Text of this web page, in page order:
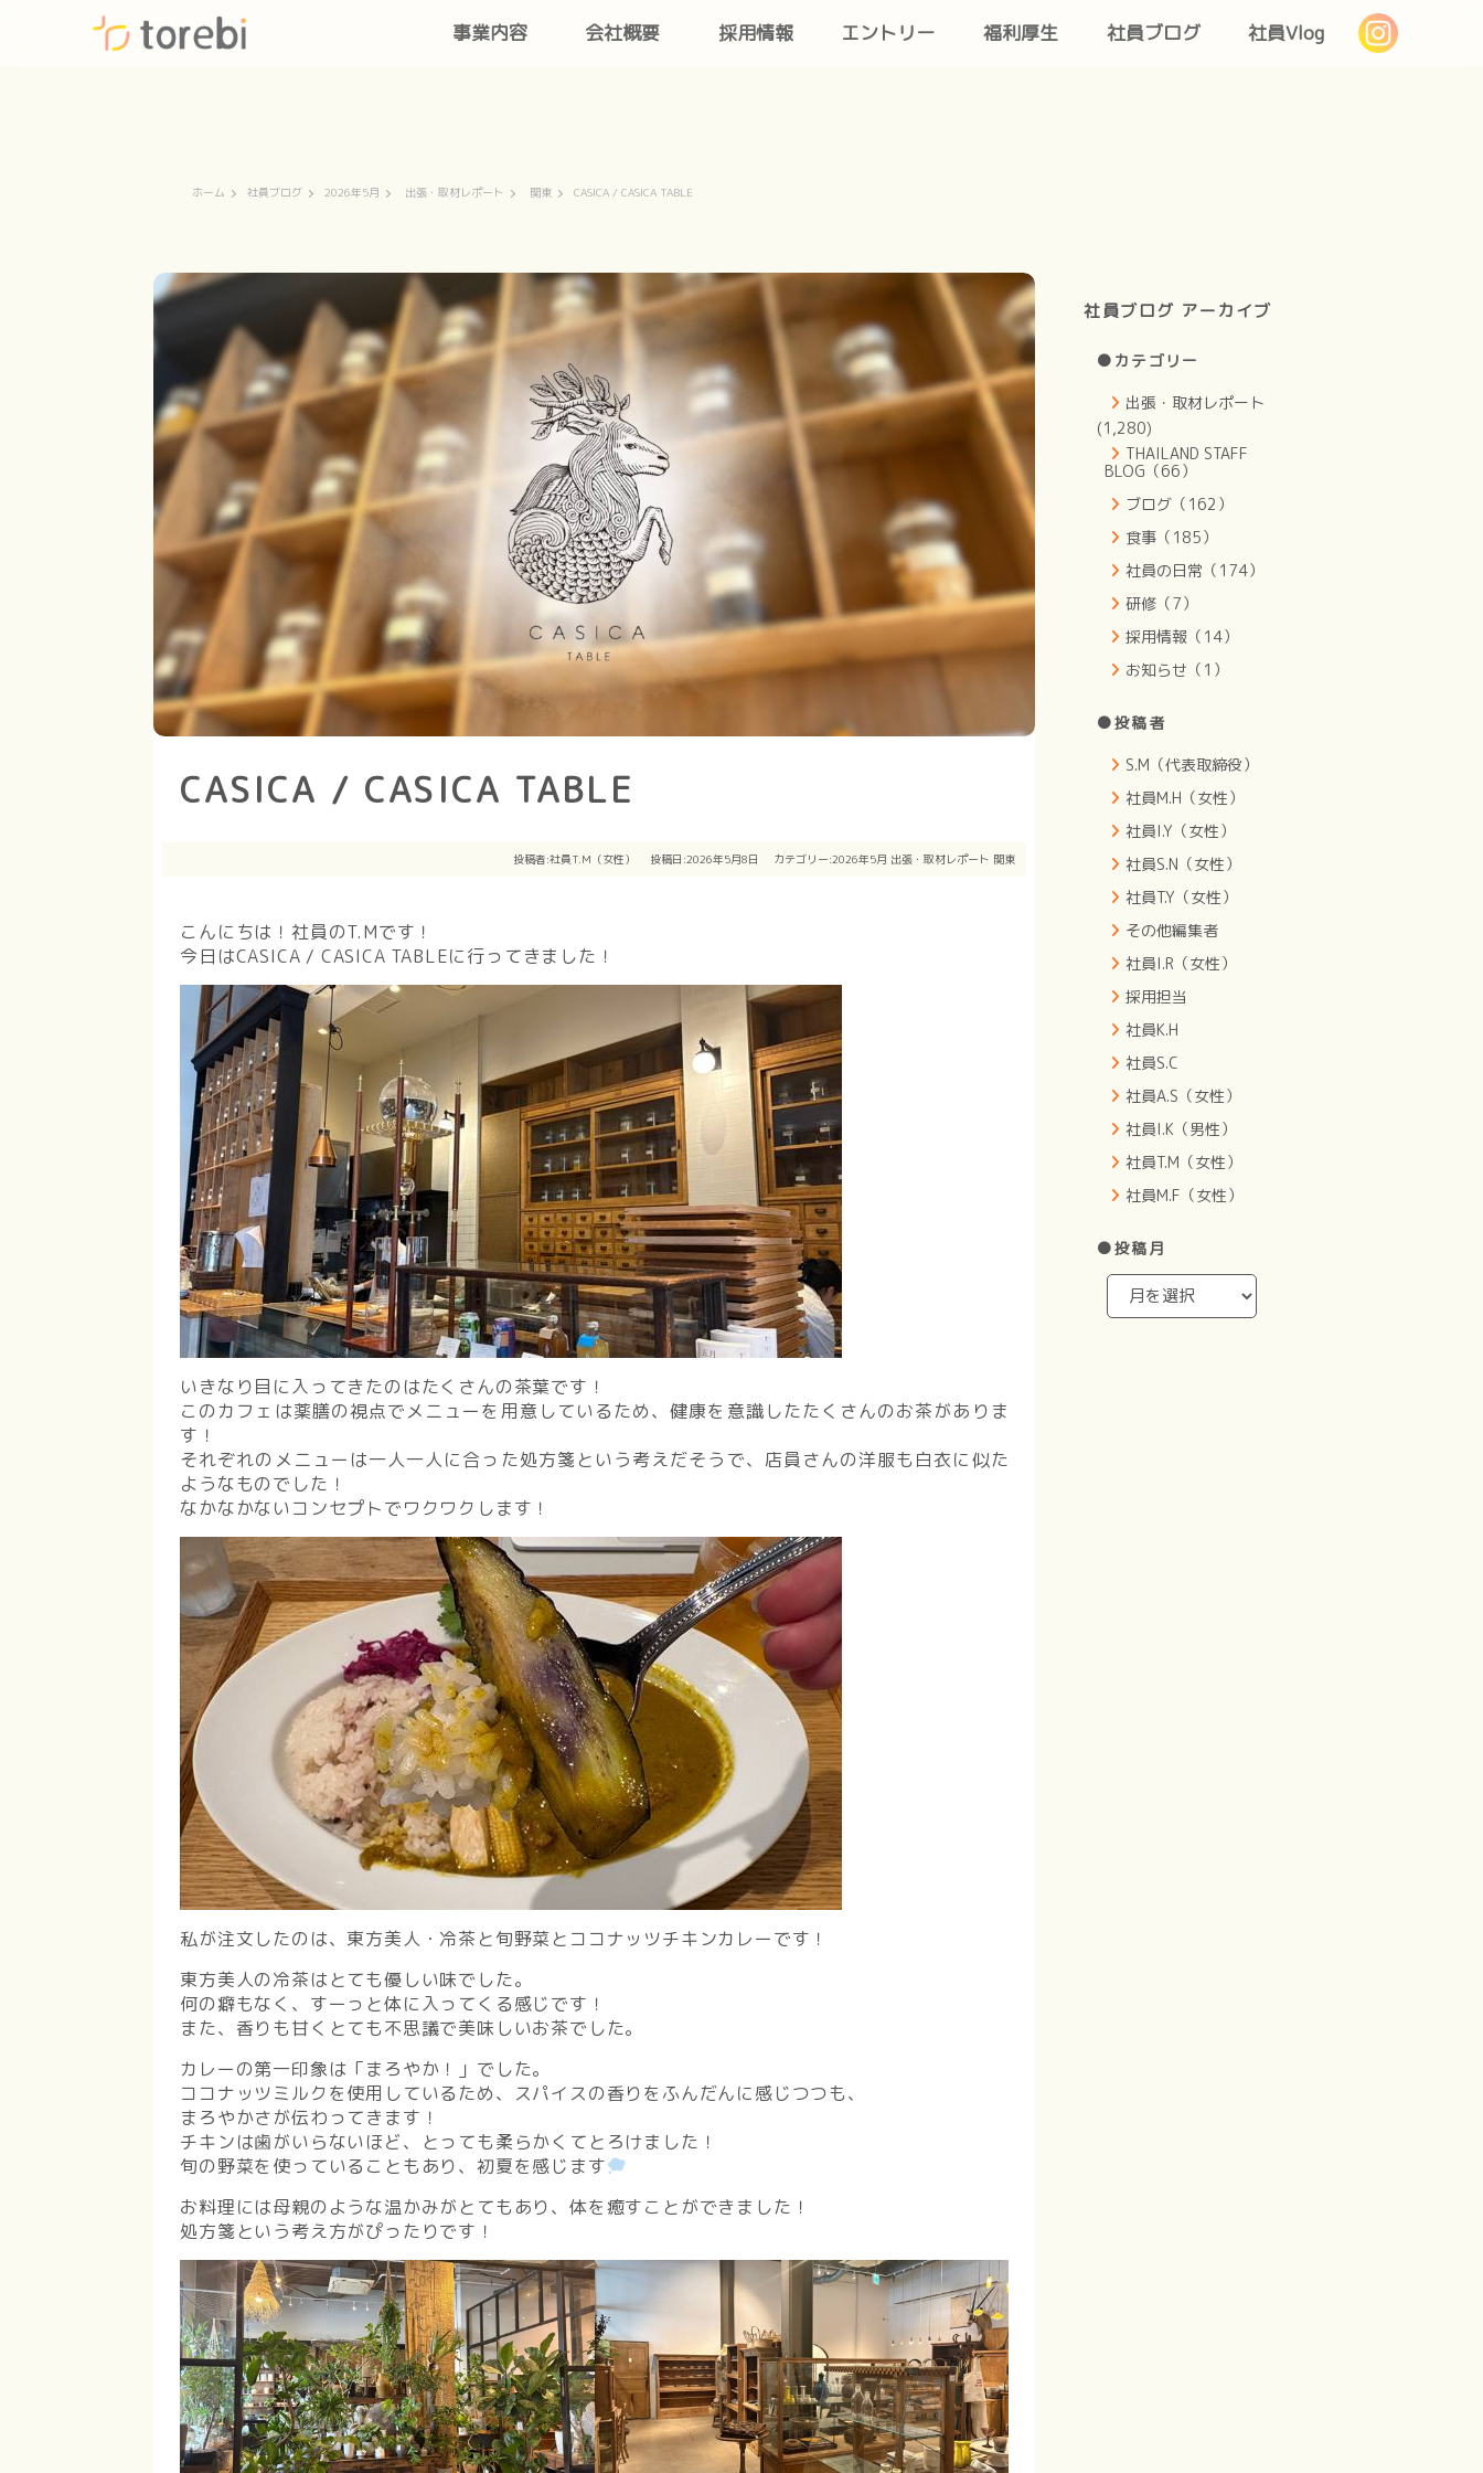
事業内容 会社概要 採用情報 エントリー 福利厚生 社員ブログ 社員Vlog
ホーム 社員ブログ 2026年5月 出張・取材レポート 関東 CASICA / CASICA TABLE
CASICA / CASICA TABLE
投稿者:社員T.M（女性） 投稿日:2026年5月8日 カテゴリー:2026年5月 出張・取材レポート 関東
こんにちは！社員のT.Mです！
今日はCASICA / CASICA TABLEに行ってきました！
いきなり目に入ってきたのはたくさんの茶葉です！
このカフェは薬膳の視点でメニューを用意しているため、健康を意識したたくさんのお茶がありま
す！
それぞれのメニューは一人一人に合った処方箋という考えだそうで、店員さんの洋服も白衣に似た
ようなものでした！
なかなかないコンセプトでワクワクします！
私が注文したのは、東方美人・冷茶と旬野菜とココナッツチキンカレーです！
東方美人の冷茶はとても優しい味でした。
何の癖もなく、すーっと体に入ってくる感じです！
また、香りも甘くとても不思議で美味しいお茶でした。
カレーの第一印象は「まろやか！」でした。
ココナッツミルクを使用しているため、スパイスの香りをふんだんに感じつつも、
まろやかさが伝わってきます！
チキンは歯がいらないほど、とっても柔らかくてとろけました！
旬の野菜を使っていることもあり、初夏を感じます
お料理には母親のような温かみがとてもあり、体を癒すことができました！
処方箋という考え方がぴったりです！
社員ブログ アーカイブ
●カテゴリー
出張・取材レポート
(1,280)
THAILAND STAFF
BLOG（66）
ブログ（162）
食事（185）
社員の日常（174）
研修（7）
採用情報（14）
お知らせ（1）
●投稿者
S.M（代表取締役）
社員M.H（女性）
社員I.Y（女性）
社員S.N（女性）
社員T.Y（女性）
その他編集者
社員I.R（女性）
採用担当
社員K.H
社員S.C
社員A.S（女性）
社員I.K（男性）
社員T.M（女性）
社員M.F（女性）
●投稿月